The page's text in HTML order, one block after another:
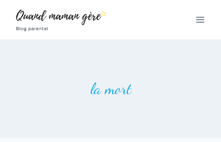
contenu
la mort